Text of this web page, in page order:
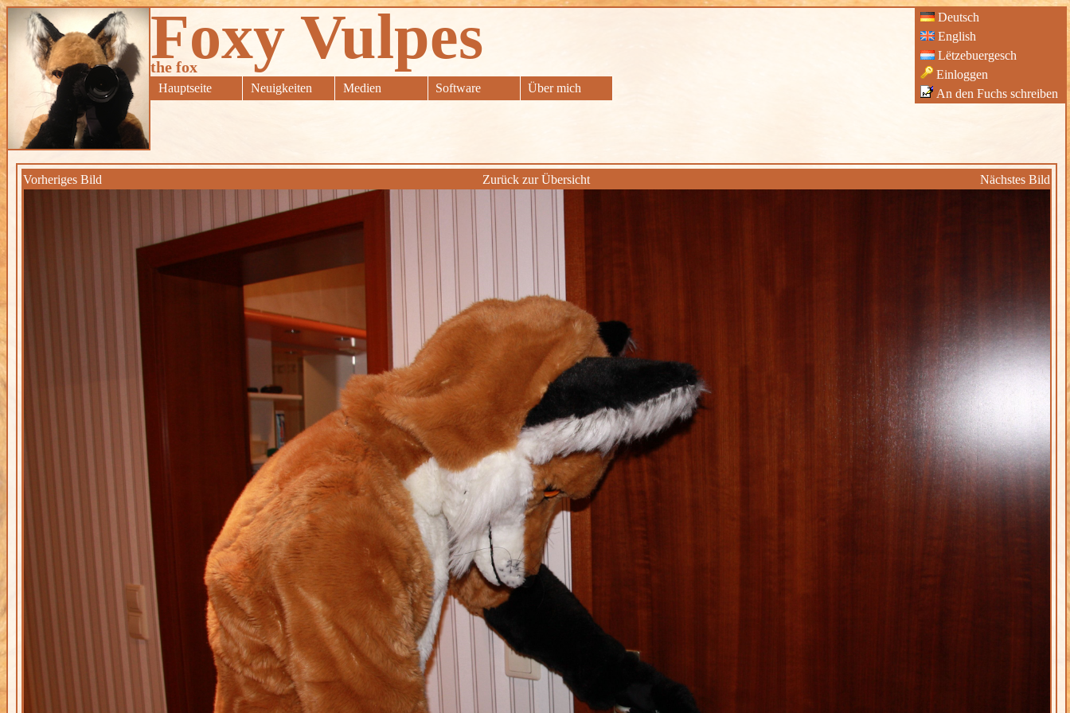
Deutsch
English
Lëtzebuergesch
Einloggen
An den Fuchs schreiben
Foxy Vulpes
the fox
Hauptseite Neuigkeiten Medien Software Über mich
Vorheriges Bild Zurück zur Übersicht Nächstes Bild